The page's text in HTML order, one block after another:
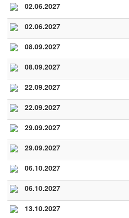
02.06.2027
02.06.2027
08.09.2027
08.09.2027
22.09.2027
22.09.2027
29.09.2027
29.09.2027
06.10.2027
06.10.2027
13.10.2027